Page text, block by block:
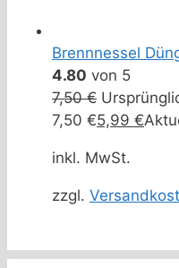
Brennnessel
4.80 von 5
7,50€
7,50 €5,99 €
inkl. MwSt.
zzgl.